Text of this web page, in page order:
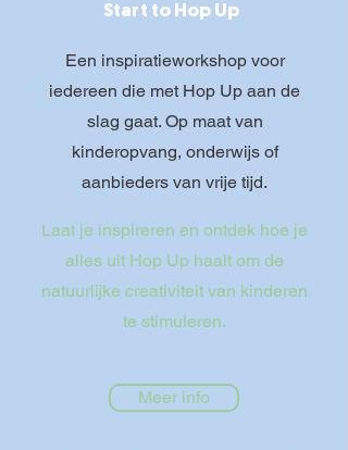
Start to Hop Up
Een inspiratieworkshop voor
iedereen die met Hop Up aan de
slag gaat. Op maat van
kinderopvang, onderwijs of
aanbieders van vrije tijd.
Laat je inspireren en ontdek hoe je
alles uit Hop Up haalt om de
natuurlijke creativiteit van kinderen
te stimuleren.
Meer info